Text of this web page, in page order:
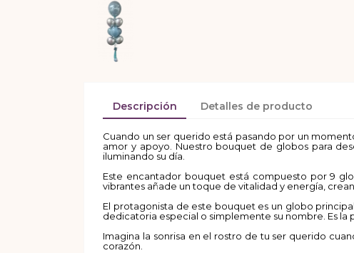
Descripción Detalles de producto
Cuando un ser querido está pasando por un
amor y apoyo. Nuestro bouquet de globos para
iluminando su día.
Este encantador bouquet está compuesto por 9
vibrantes añade un toque de vitalidad y energía,
El protagonista de este bouquet es un globo
dedicatoria especial o simplemente su nombre. Es la
Imagina la sonrisa en el rostro de tu ser querido
corazón.